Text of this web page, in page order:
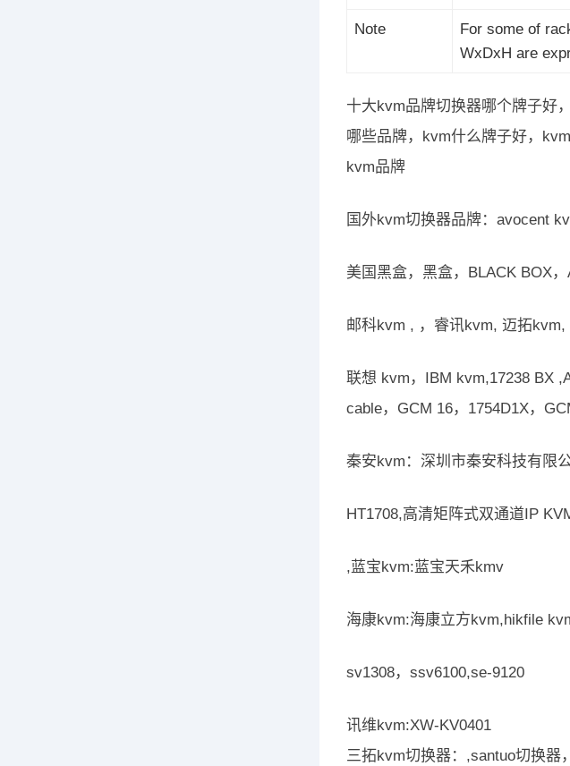
Note
For some of
WxDxH are
十大kvm品牌切换器哪个牌子好
哪些品牌，kvm什么牌子好，
kvm品牌
国外kvm切换器品牌：avocent
美国黑盒，黑盒，BLACK BOX
邮科kvm , ，睿讯kvm, 迈拓
联想 kvm，IBM kvm,17238 BX
cable，GCM 16，1754D1X，
秦安kvm：深圳市秦安科技有限
HT1708,高清矩阵式双通道IP
,蓝宝kvm:蓝宝天禾kmv
海康kvm:海康立方kvm,hikfile
sv1308，ssv6100,se-9120
讯维kvm:XW-KV0401
三拓kvm切换器：,santuo切换器